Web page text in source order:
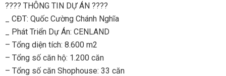
???? THÔNG TIN DỰ ÁN ????
_ CĐT: Quốc Cường Chánh Nghĩa
_ Phát Triển Dự Án: CENLAND
– Tổng diện tích: 8.600 m2
– Tổng số căn hộ: 1.200 căn
– Tổng số căn Shophouse: 33 căn